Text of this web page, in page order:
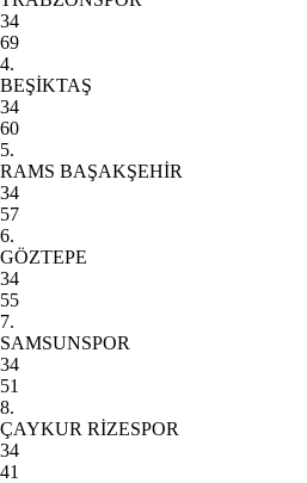
34
69
4.
BEŞİKTAŞ
34
60
5.
RAMS BAŞAKŞEHİR
34
57
6.
GÖZTEPE
34
55
7.
SAMSUNSPOR
34
51
8.
ÇAYKUR RİZESPOR
34
41